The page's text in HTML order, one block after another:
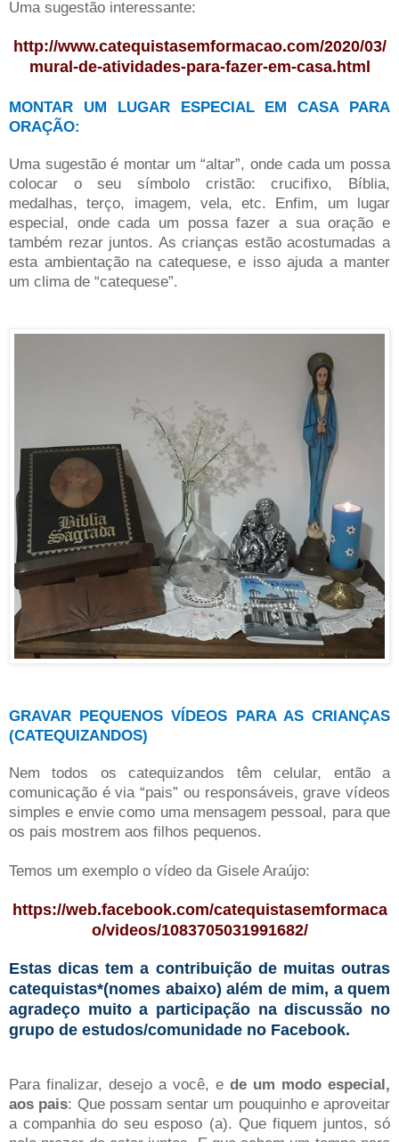
Uma sugestão interessante:
http://www.catequistasemformacao.com/2020/03/
mural-de-atividades-para-fazer-em-casa.html
MONTAR UM LUGAR ESPECIAL EM CASA PARA
ORAÇÃO:
Uma sugestão é montar um “altar”, onde cada um possa
colocar o seu símbolo cristão: crucifixo, Bíblia,
medalhas, terço, imagem, vela, etc. Enfim, um lugar
especial, onde cada um possa fazer a sua oração e
também rezar juntos. As crianças estão acostumadas a
esta ambientação na catequese, e isso ajuda a manter
um clima de “catequese”.
GRAVAR PEQUENOS VÍDEOS PARA AS CRIANÇAS
(CATEQUIZANDOS)
Nem todos os catequizandos têm celular, então a
comunicação é via “pais” ou responsáveis, grave vídeos
simples e envie como uma mensagem pessoal, para que
os pais mostrem aos filhos pequenos.
Temos um exemplo o vídeo da Gisele Araújo:
https://web.facebook.com/catequistasemformaca
o/videos/1083705031991682/
Estas dicas tem a contribuição de muitas outras
catequistas*(nomes abaixo) além de mim, a quem
agradeço muito a participação na discussão no
grupo de estudos/comunidade no Facebook.
Para finalizar, desejo a você, e de um modo especial,
aos pais: Que possam sentar um pouquinho e aproveitar
a companhia do seu esposo (a). Que fiquem juntos, só